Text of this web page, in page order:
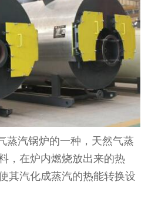
蒸汽锅炉的一种，天然气蒸
，在炉内燃烧放出来的热
其汽化成蒸汽的热能转换设